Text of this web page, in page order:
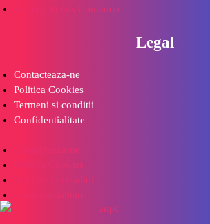
Verifica Status Comanda
Legal
Contacteaza-ne
Politica Cookies
Termeni si conditii
Confidentialitate
Contacteaza-ne
Politica Cookies
Termeni si conditii
Confidentialitate